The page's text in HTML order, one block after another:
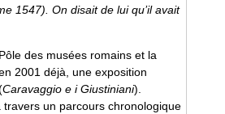
1547). On disait de lui qu’il avait
des musées romains et la
2001 déjà, une exposition
Caravaggio e i Giustiniani).
travers un parcours chronologique